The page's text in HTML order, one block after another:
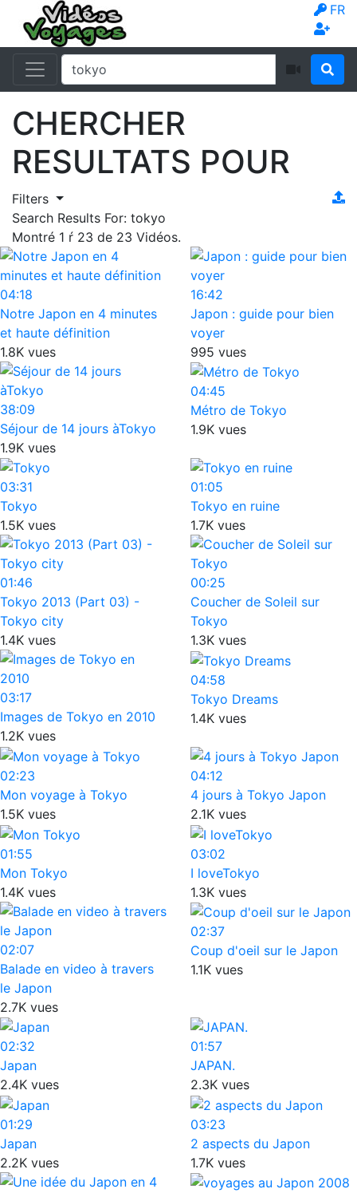
FR
CHERCHER
RESULTATS POUR
Filters
Search Results For: tokyo
Montré 1 ŕ 23 de 23 Vidéos.
04:18
Notre Japon en 4 minutes
et haute définition
1.8K vues
16:42
Japon : guide pour bien
voyer
995 vues
38:09
Séjour de 14 jours àTokyo
1.9K vues
04:45
Métro de Tokyo
1.9K vues
03:31
Tokyo
1.5K vues
01:05
Tokyo en ruine
1.7K vues
01:46
Tokyo 2013 (Part 03) -
Tokyo city
1.4K vues
00:25
Coucher de Soleil sur
Tokyo
1.3K vues
03:17
Images de Tokyo en 2010
1.2K vues
04:58
Tokyo Dreams
1.4K vues
02:23
Mon voyage à Tokyo
1.5K vues
04:12
4 jours à Tokyo Japon
2.1K vues
01:55
Mon Tokyo
1.4K vues
03:02
I loveTokyo
1.3K vues
02:07
Balade en video à travers
le Japon
2.7K vues
02:37
Coup d'oeil sur le Japon
1.1K vues
02:32
Japan
2.4K vues
01:57
JAPAN.
2.3K vues
01:29
Japan
2.2K vues
03:23
2 aspects du Japon
1.7K vues